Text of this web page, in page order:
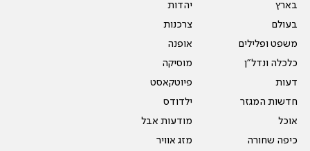
בארץ
בעולם
משפט ופלילים
כלכלה ונדל"ן
דעות
חדשות המגזר
אוכל
כיפה שחורה
יהדות
צרכנות
אופנה
מוסיקה
פיוטקאסט
ילדודס
מודעות אבל
מזג אוויר